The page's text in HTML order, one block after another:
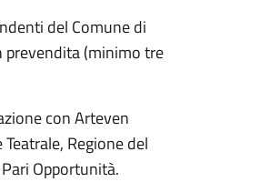
del Comune di
prevendita (minimo tre
con Arteven
Regione del
Opportunità.